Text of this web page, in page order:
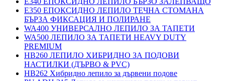
E350 ЕПОКСИДНО ЛЕПИЛО ТЕЧНА СТОМАНА
БЪРЗА ФИКСАЦИЯ И ПОЛИРАНЕ
WA400 УНИВЕРСАЛНО ЛЕПИЛО ЗА ТАПЕТИ
WA500 ЛЕПИЛО ЗА ТАПЕТИ HEAVY DUTY
PREMIUM
HB260 ЛЕПИЛО ХИБРИДНО ЗА ПОДОВИ
НАСТИЛКИ (ДЪРВО & PVC)
HB262 Хибридно лепило за дървени подове